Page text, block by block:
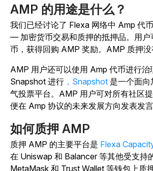
AMP 的用途是什么？
我们已经讨论了 Flexa 网络中 Amp 代
— 加密货币交易和质押的抵押品。 用户
币，获得回购 AMP 奖励。AMP 质押没
AMP 用户还可以使用 Amp 代币进行治
Snapshot 进行 ，Snapshot 是一个面
气投票平台。AMP 用户可对所有社区
便在 Amp 协议的未来发展方向发表发言
如何质押 AMP
质押 AMP 的主要平台是 Flexa
在 Uniswap 和 Balancer 等其他受支持
MetaMask 和 Trust Wallet 等钱包上质